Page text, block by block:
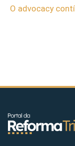
O advocacy